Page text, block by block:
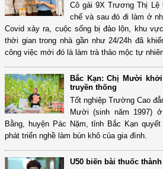
Cô gái 9X Trương Thị Lệ
chế và sau đó đi làm ở
Covid xảy ra, cuộc sống bị đảo lộn, khu
thời gian trong nhà gần như 24/24h đã
công việc mới đó là làm trà thảo mộc tự
Bắc Kạn: Chị Mười
truyền thống
Tốt nghiệp Trường Cao
Mười (sinh năm 1997)
Bằng, huyện Pác Nặm, tỉnh Bắc Kạn
phát triển nghề làm bún khô của gia đình.
U50 biến bài thuốc